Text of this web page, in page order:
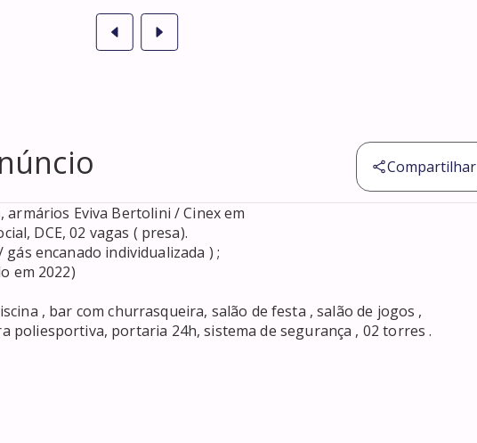
Compartilhar
armários Eviva Bertolini / Cinex em
poliesportiva, portaria 24h, sistema de segurança , 02 torres .